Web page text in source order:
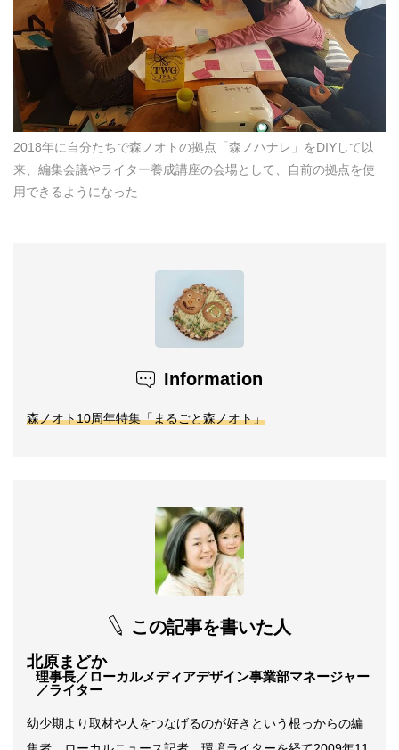
2018年に自分たちで森ノオトの拠点「森ノハナレ」をDIYして以
来、編集会議やライター養成講座の会場として、自前の拠点を使
用できるようになった
Information
森ノオト10周年特集「まるごと森ノオト」
この記事を書いた人
北原まどか
理事長／ローカルメディアデザイン事業部マネージャー
／ライター
幼少期より取材や人をつなげるのが好きという根っからの編